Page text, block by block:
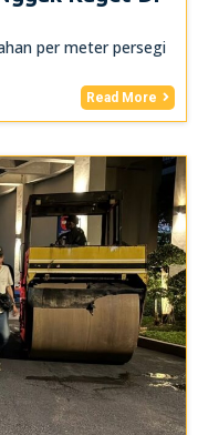
per meter persegi
Read More